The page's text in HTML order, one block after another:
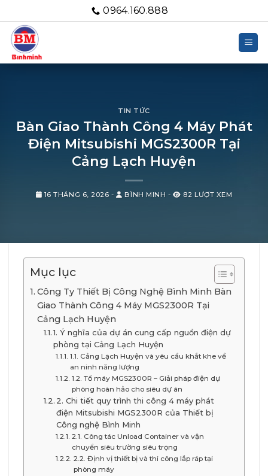
qua
nội
dung
0964.160.888
TIN TỨC
Bàn Giao Thành Công 4 Máy Phát
Điện Mitsubishi MGS2300R Tại
Cảng Lạch Huyện
16 THÁNG 6, 2026 - BÌNH MINH - 82 LƯỢT XEM
Mục lục
Công Ty Thiết Bị Công Nghệ Bình Minh Bàn
Giao Thành Công 4 Máy MGS2300R Tại
Cảng Lạch Huyện
1. Ý nghĩa của dự án cung cấp nguồn điện dự
phòng tại Cảng Lạch Huyện
1.1. Cảng Lạch Huyện và yêu cầu khắt khe về
an ninh năng lượng
1.2. Tổ máy MGS2300R – Giải pháp điện dự
phòng hoàn hảo cho siêu dự án
2. Chi tiết quy trình thi công 4 máy phát
điện Mitsubishi MGS2300R của Thiết bị
Công nghệ Bình Minh
2.1. Công tác Unload Container và vận
chuyển siêu trường siêu trọng
2.2. Định vị thiết bị và thi công lắp ráp tại
phòng máy